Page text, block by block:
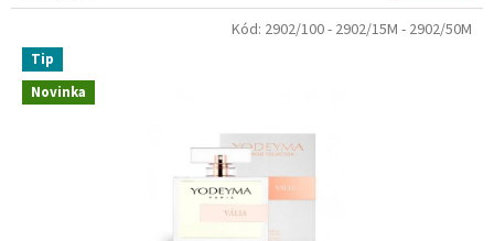
Novinka
Tip
Kód: 2902/100- 2902/15M - 2902/50M